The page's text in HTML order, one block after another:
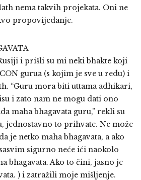
nema takvih projekata. Oni ne
propovijedanje.
i prišli su mi neki bhakte koji
gurua (s kojim je sve u redu) i
“Guru mora biti uttama adhikari,
i zato nam ne mogu dati ono
maha bhagavata guru,” rekli su
jednostavno to prihvate. Ne može
je netko maha bhagavata, a ako
sigurno neće ići naokolo
bhagavata. Ako to čini, jasno je
) i zatražili moje mišljenje.